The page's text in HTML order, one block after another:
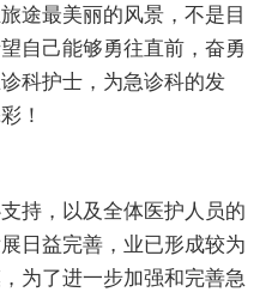
途最美丽的风景，不是目
自己能够勇往直前，奋勇
科护士，为急诊科的发
！
持，以及全体医护人员的
日益完善，业已形成较为
为了进一步加强和完善急